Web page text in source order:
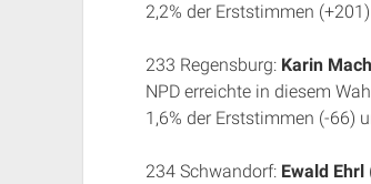
2,2% der Erststimmen
233 Regensburg: Karin
NPD erreichte in diesem
1,6% der Erststimmen (-66)
234 Schwandorf: Ewald Ehrl